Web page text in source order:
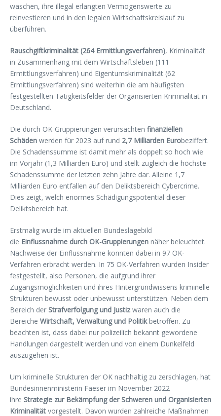
waschen, ihre illegal erlangten Vermögenswerte zu
reinvestieren und in den legalen Wirtschaftskreislauf zu
überführen.
Rauschgiftkriminalität (264 Ermittlungsverfahren), Kriminalität
in Zusammenhang mit dem Wirtschaftsleben (111
Ermittlungsverfahren) und Eigentumskriminalität (62
Ermittlungsverfahren) sind weiterhin die am häufigsten
festgestellten Tätigkeitsfelder der Organisierten Kriminalität in
Deutschland.
Die durch OK-Gruppierungen verursachten finanziellen
Schäden werden für 2023 auf rund 2,7 Milliarden Eurobeziffert.
Die Schadenssumme ist damit mehr als doppelt so hoch wie
im Vorjahr (1,3 Milliarden Euro) und stellt zugleich die höchste
Schadenssumme der letzten zehn Jahre dar. Alleine 1,7
Milliarden Euro entfallen auf den Deliktsbereich Cybercrime.
Dies zeigt, welch enormes Schädigungspotential dieser
Deliktsbereich hat.
Erstmalig wurde im aktuellen Bundeslagebild
die Einflussnahme durch OK-Gruppierungen näher beleuchtet.
Nachweise der Einflussnahme konnten dabei in 97 OK-
Verfahren erbracht werden. In 75 OK-Verfahren wurden Insider
festgestellt, also Personen, die aufgrund ihrer
Zugangsmöglichkeiten und ihres Hintergrundwissens kriminelle
Strukturen bewusst oder unbewusst unterstützen. Neben dem
Bereich der Strafverfolgung und Justizwaren auch die
Bereiche Wirtschaft, Verwaltung und Politikbetroffen. Zu
beachten ist, dass dabei nur polizeilich bekannt gewordene
Handlungen dargestellt werden und von einem Dunkelfeld
auszugehen ist.
Um kriminelle Strukturen der OK nachhaltig zu zerschlagen, hat
Bundesinnenministerin Faeser im November 2022
ihre Strategie zur Bekämpfung der Schweren und Organisierten
Kriminalität vorgestellt. Davon wurden zahlreiche Maßnahmen